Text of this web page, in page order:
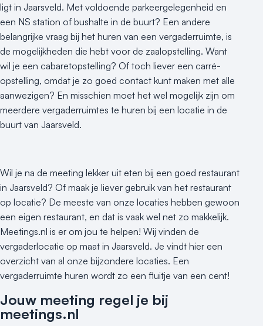
ligt in Jaarsveld. Met voldoende parkeergelegenheid en
een NS station of bushalte in de buurt? Een andere
belangrijke vraag bij het huren van een vergaderruimte, is
de mogelijkheden die hebt voor de zaalopstelling. Want
wil je een cabaretopstelling? Of toch liever een carré-
opstelling, omdat je zo goed contact kunt maken met alle
aanwezigen? En misschien moet het wel mogelijk zijn om
meerdere vergaderruimtes te huren bij een locatie in de
buurt van Jaarsveld.
Wil je na de meeting lekker uit eten bij een goed restaurant
in Jaarsveld? Of maak je liever gebruik van het restaurant
op locatie? De meeste van onze locaties hebben gewoon
een eigen restaurant, en dat is vaak wel net zo makkelijk.
Meetings.nl is er om jou te helpen! Wij vinden de
vergaderlocatie op maat in Jaarsveld. Je vindt hier een
overzicht van al onze bijzondere locaties. Een
vergaderruimte huren wordt zo een fluitje van een cent!
Jouw meeting regel je bij
meetings.nl